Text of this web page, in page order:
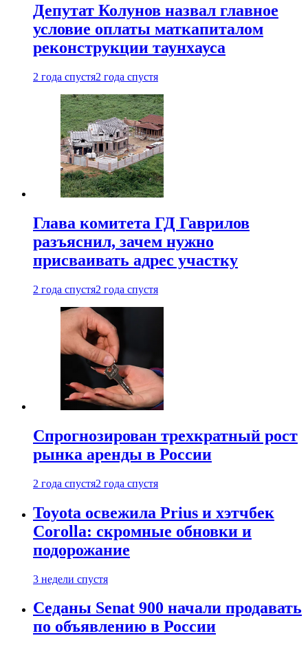
Депутат Колунов назвал главное
условие оплаты маткапиталом
реконструкции таунхауса
2 года спустя2 года спустя
Глава комитета ГД Гаврилов
разъяснил, зачем нужно
присваивать адрес участку
2 года спустя2 года спустя
Спрогнозирован трехкратный рост
рынка аренды в России
2 года спустя2 года спустя
Toyota освежила Prius и хэтчбек
Corolla: скромные обновки и
подорожание
3 недели спустя
Седаны Senat 900 начали продавать
по объявлению в России